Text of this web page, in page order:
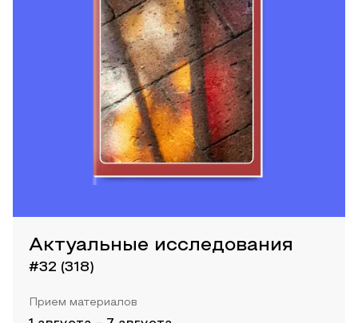
Актуальные исследования
#32 (318)
Прием материалов